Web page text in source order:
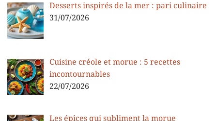
Desserts inspirés de la mer : pari culinaire
31/07/2026
Cuisine créole et morue : 5 recettes
incontournables
22/07/2026
Les épices qui subliment la morue